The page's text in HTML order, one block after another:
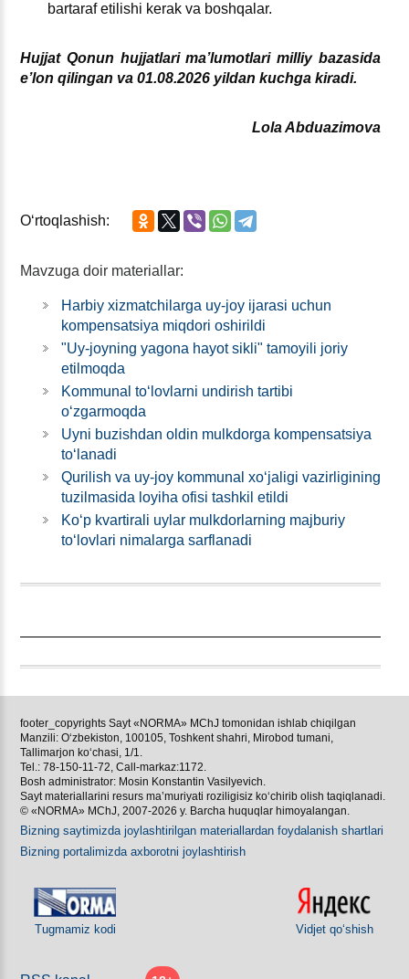
bartaraf etilishi kerak va boshqalar.
Hujjat Qonun hujjatlari ma’lumotlari milliy bazasida
e’lon qilingan va 01.08.2026 yildan kuchga kiradi.
Lola Abduazimova
Oʻrtoqlashish:
Mavzuga doir materiallar:
Harbiy хizmatchilarga uy-joy ijarasi uchun
kompensatsiya miqdori oshirildi
"Uy-joyning yagona hayot sikli" tamoyili joriy
etilmoqda
Kommunal toʻlovlarni undirish tartibi
oʻzgarmoqda
Uyni buzishdan oldin mulkdorga kompensatsiya
toʻlanadi
Qurilish va uy-joy kommunal хoʻjaligi vazirligining
tuzilmasida loyiha ofisi tashkil etildi
Koʻp kvartirali uylar mulkdorlarning majburiy
toʻlovlari nimalarga sarflanadi
footer_copyrights Sayt «NORMA» MChJ tomonidan ishlab chiqilgan
Manzili: Oʻzbekiston, 100105, Toshkent shahri, Mirobod tumani,
Tallimarjon koʻchasi, 1/1.
Tel.: 78-150-11-72, Call-markaz:1172.
Bosh administrator: Mosin Konstantin Vasilyevich.
Sayt materiallarini resurs ma’muriyati roziligisiz koʻchirib olish taqiqlanadi.
© «NORMA» MChJ, 2007-2026 y. Barcha huquqlar himoyalangan.
Bizning saytimizda joylashtirilgan materiallardan foydalanish shartlari
Bizning portalimizda aхborotni joylashtirish
Tugmamiz kodi Vidjet qoʻshish